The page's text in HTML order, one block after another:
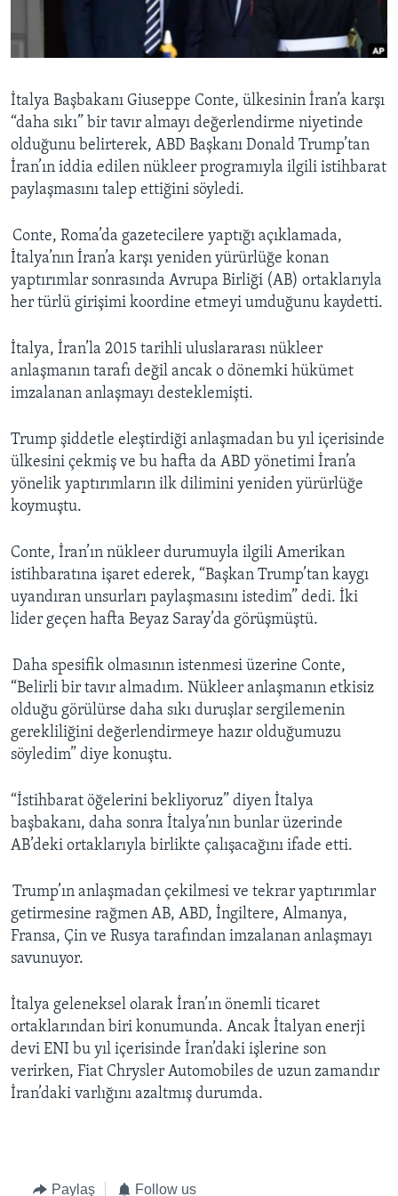
Diller
İtalya Başbakanı Giuseppe Conte, ülkesinin İran’a karşı
“daha sıkı” bir tavır almayı değerlendirme niyetinde
olduğunu belirterek, ABD Başkanı Donald Trump’tan
İran’ın iddia edilen nükleer programıyla ilgili istihbarat
paylaşmasını talep ettiğini söyledi.
Conte, Roma’da gazetecilere yaptığı açıklamada,
İtalya’nın İran’a karşı yeniden yürürlüğe konan
yaptırımlar sonrasında Avrupa Birliği (AB) ortaklarıyla
her türlü girişimi koordine etmeyi umduğunu kaydetti.
İtalya, İran’la 2015 tarihli uluslararası nükleer
anlaşmanın tarafı değil ancak o dönemki hükümet
imzalanan anlaşmayı desteklemişti.
Trump şiddetle eleştirdiği anlaşmadan bu yıl içerisinde
ülkesini çekmiş ve bu hafta da ABD yönetimi İran’a
yönelik yaptırımların ilk dilimini yeniden yürürlüğe
koymuştu.
Conte, İran’ın nükleer durumuyla ilgili Amerikan
istihbaratına işaret ederek, “Başkan Trump’tan kaygı
uyandıran unsurları paylaşmasını istedim” dedi. İki
lider geçen hafta Beyaz Saray’da görüşmüştü.
Daha spesifik olmasının istenmesi üzerine Conte,
“Belirli bir tavır almadım. Nükleer anlaşmanın etkisiz
olduğu görülürse daha sıkı duruşlar sergilemenin
gerekliliğini değerlendirmeye hazır olduğumuzu
söyledim” diye konuştu.
“İstihbarat öğelerini bekliyoruz” diyen İtalya
başbakanı, daha sonra İtalya’nın bunlar üzerinde
AB’deki ortaklarıyla birlikte çalışacağını ifade etti.
Trump’ın anlaşmadan çekilmesi ve tekrar yaptırımlar
getirmesine rağmen AB, ABD, İngiltere, Almanya,
Fransa, Çin ve Rusya tarafından imzalanan anlaşmayı
savunuyor.
İtalya geleneksel olarak İran’ın önemli ticaret
ortaklarından biri konumunda. Ancak İtalyan enerji
devi ENI bu yıl içerisinde İran’daki işlerine son
verirken, Fiat Chrysler Automobiles de uzun zamandır
İran’daki varlığını azaltmış durumda.
Paylaş Follow us